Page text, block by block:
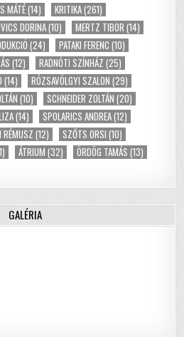
MÁTÉ(14) KRITIKA(261)
DORINA(10) MERTZ TIBOR (14)
(24) PATAKI FERENC (10)
(12) RADNÓTI SZÍNHÁZ (25)
(14) RÓZSAVÖLGYI SZALON (29)
(10) SCHNEIDER ZOLTÁN (20)
(14) SPOLARICS ANDREA(12)
(12) SZŐTS ORSI (10)
ÁTRIUM (32) ÖRDÖG TAMÁS (13)
GALÉRIA